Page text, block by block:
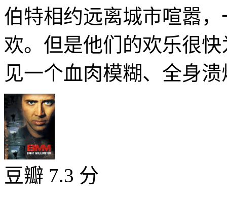
伯特相约远离城市喧嚣
欢。但是他们的欢乐很
见一个血肉模糊、全身
豆瓣 7.3 分